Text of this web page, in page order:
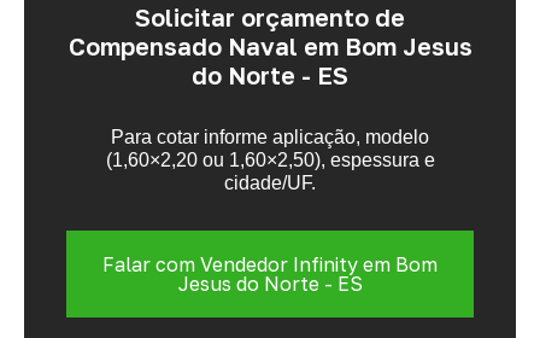
Solicitar orçamento de
Compensado Naval em Bom Jesus
do Norte - ES
Para cotar informe aplicação, modelo
(1,60×2,20 ou 1,60×2,50), espessura e
cidade/UF.
Falar com Vendedor Infinity em Bom
Jesus do Norte - ES